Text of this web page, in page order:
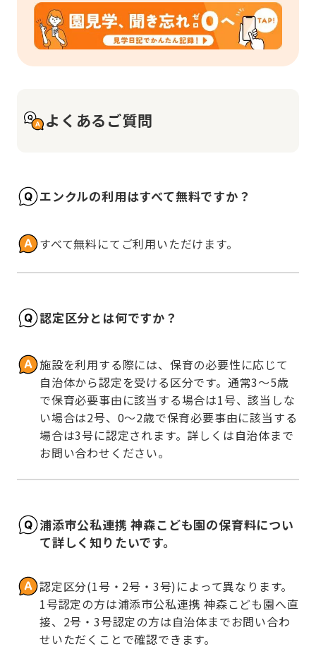
よくあるご質問
エンクルの利用はすべて無料ですか？
すべて無料にてご利用いただけます。
認定区分とは何ですか？
施設を利用する際には、保育の必要性に応じて
自治体から認定を受ける区分です。通常3～5歳
で保育必要事由に該当する場合は1号、該当しな
い場合は2号、0～2歳で保育必要事由に該当する
場合は3号に認定されます。詳しくは自治体まで
お問い合わせください。
浦添市公私連携 神森こども園の保育料につい
て詳しく知りたいです。
認定区分(1号・2号・3号)によって異なります。
1号認定の方は浦添市公私連携 神森こども園へ直
接、2号・3号認定の方は自治体までお問い合わ
せいただくことで確認できます。